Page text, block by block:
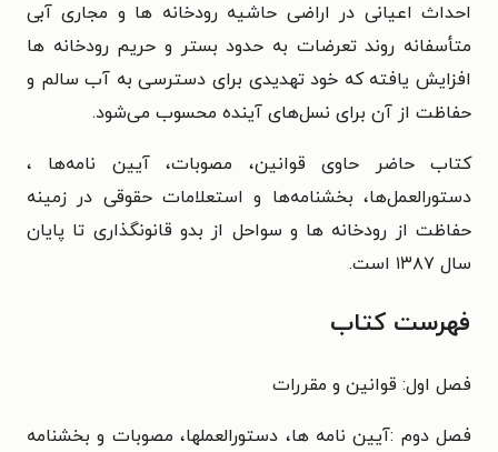
احداث اعیانی در اراضی حاشیه رودخانه ها و مجاری آبی
متأسفانه روند تعرضات به حدود بستر و حریم رودخانه ها
افزایش یافته که خود تهدیدی برای دسترسی به آب سالم و
حفاظت از آن برای نسل‌های آینده محسوب می‌شود.
کتاب حاضر حاوی قوانین، مصوبات، آیین نامه‌ها ،
دستورالعمل‌ها، بخشنامه‌ها و استعلامات حقوقی در زمینه
حفاظت از رودخانه ها و سواحل از بدو قانونگذاری تا پایان
سال ۱۳۸۷ است.
فهرست کتاب
فصل اول: قوانین و مقررات
فصل دوم :آیین نامه ها، دستورالعملها، مصوبات و بخشنامه